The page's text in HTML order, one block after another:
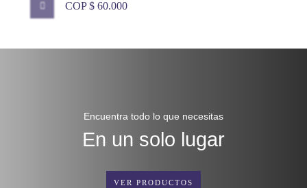
COP $ 60.000
Encuentra todo lo que necesitas
En un solo lugar
VER PRODUCTOS